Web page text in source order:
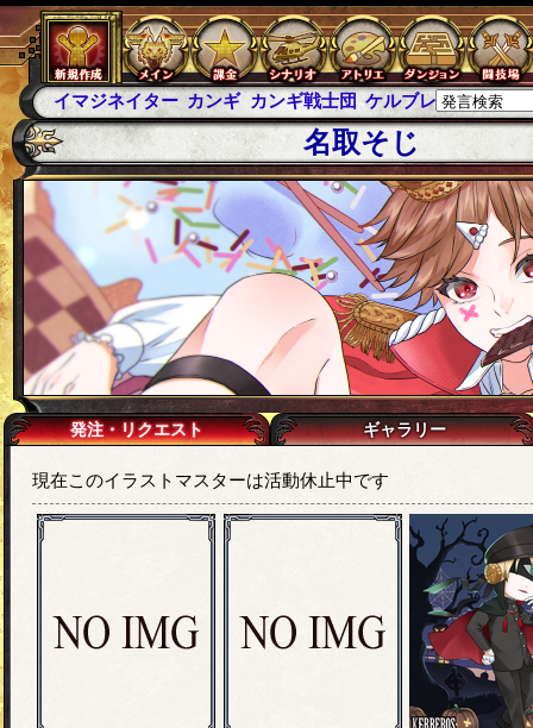
イマジネイター カンギ カンギ戦士団 ケルブレ ケルベロ
名取そじ
発注・リクエスト ギャラリー
現在このイラストマスターは活動休止中です